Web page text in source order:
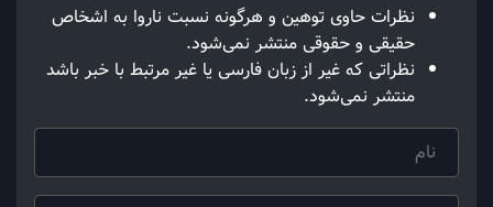
نظرات حاوی توهین و هرگونه نسبت ناروا به اشخاص
حقیقی و حقوقی منتشر نمی‌شود.
نظراتی که غیر از زبان فارسی یا غیر مرتبط با خبر باشد
منتشر نمی‌شود.